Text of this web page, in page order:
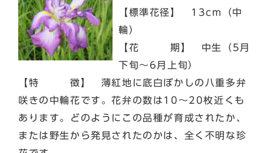
【標準花径】 13cm（中
輪）
【花 期】 中生（5月
下旬～6月上旬）
【特 徴】 薄紅地に底白ぼかしの八重多弁
咲きの中輪花です。花弁の数は10～20枚近くも
あります。どのようにこの品種が育成されたか、
または野生から発見されたのかは、全く不明な珍